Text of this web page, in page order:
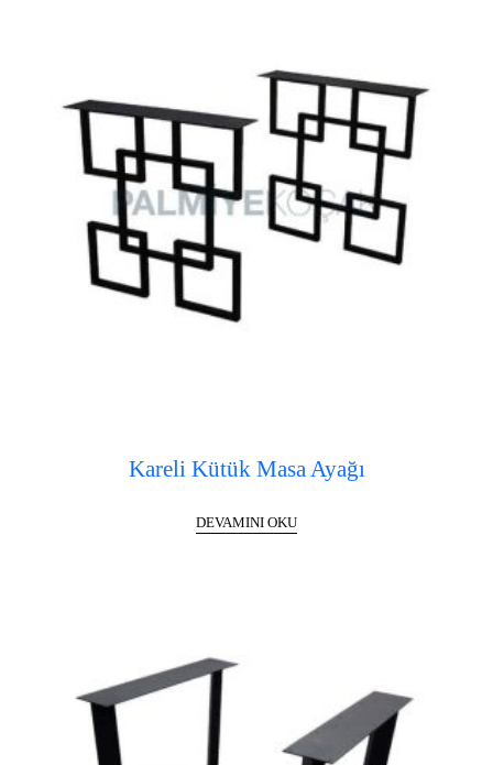
Kareli Kütük Masa Ayağı
DEVAMINI OKU